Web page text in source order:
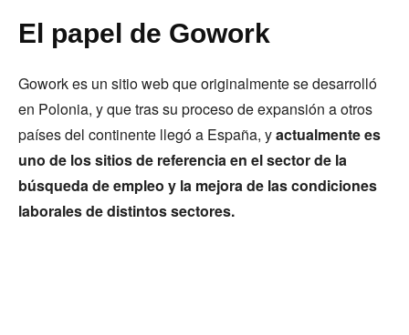
El papel de Gowork
Gowork es un sitio web que originalmente se desarrolló
en Polonia, y que tras su proceso de expansión a otros
países del continente llegó a España, yactualmente es
uno de los sitios de referencia en el sector de la
búsqueda de empleo y la mejora de las condiciones
laborales de distintos sectores.